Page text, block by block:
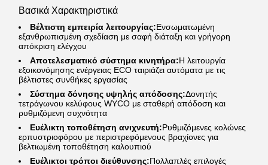
Βασικά Χαρακτηριστικά
Βέλτιστη εμπειρία λειτουργίας:Ενσωματωμένη
εξανθρωπισμένη σχεδίαση με σαφή διάταξη και γρήγορη
απόκριση ελέγχου
Αποτελεσματικό σύστημα κινητήρα:Η λειτουργία
εξοικονόμησης ενέργειας ECO ταιριάζει αυτόματα με τις
βέλτιστες συνθήκες εργασίας
Σύστημα δόνησης υψηλής απόδοσης:Δονητής
τετράγωνου κελύφους WYCO με σταθερή απόδοση και
ρυθμιζόμενη συχνότητα
Ευέλικτη τοποθέτηση ανιχνευτή:Ρυθμιζόμενες κολώνες
ερπυστριοφόρου με περιστρεφόμενους βραχίονες για
βελτιωμένη τοποθέτηση καλουπιού
Ευέλικτοι τρόποι διεύθυνσης:Πολλαπλές επιλογές